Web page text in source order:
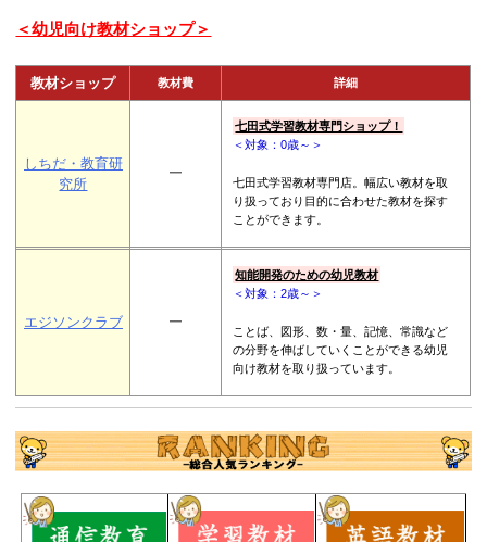
＜幼児向け教材ショップ＞
教材ショップ 教材費 詳細
しちだ・教育研
究所
━
七田式学習教材専門ショップ！
＜対象：0歳～＞
七田式学習教材専門店。幅広い教材を取
り扱っており目的に合わせた教材を探す
ことができます。
エジソンクラブ ━
知能開発のための幼児教材
＜対象：2歳～＞
ことば、図形、数・量、記憶、常識など
の分野を伸ばしていくことができる幼児
向け教材を取り扱っています。